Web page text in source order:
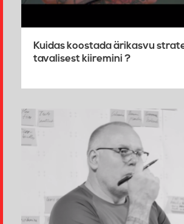
Kuidas koostada ärikasvu
tavalisest kiiremini ?